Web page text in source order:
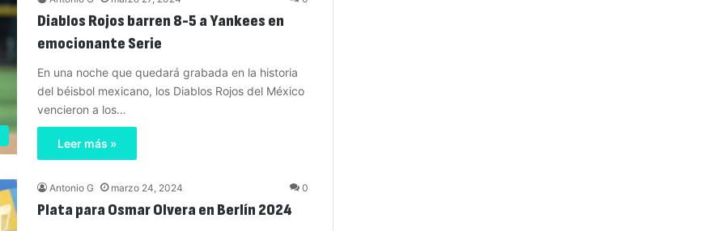
Diablos Rojos barren 8-5 a Yankees en
emocionante Serie
En una noche que quedará grabada en la historia
del béisbol mexicano, los Diablos Rojos del México
vencieron a los…
Leer más »
Antonio G marzo 24, 2024 0
Plata para Osmar Olvera en Berlín 2024